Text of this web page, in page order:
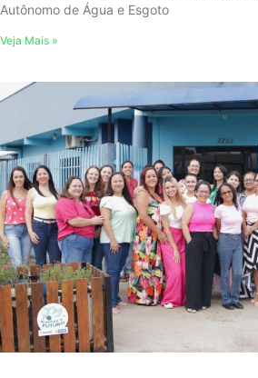
Autônomo de Água e Esgoto
Veja Mais »